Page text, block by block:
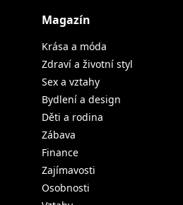
Magazín
Krása a móda
Zdraví a životní styl
Sex a vztahy
Bydlení a design
Děti a rodina
Zábava
Finance
Zajímavosti
Osobnosti